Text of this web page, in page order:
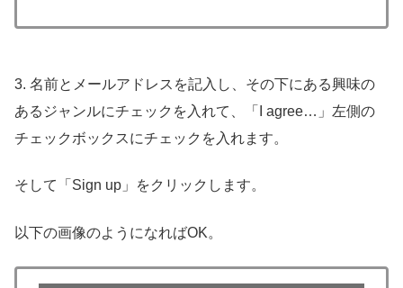
3. 名前とメールアドレスを記入し、その下にある興味の
あるジャンルにチェックを入れて、「I agree…」左側の
チェックボックスにチェックを入れます。
そして「Sign up」をクリックします。
以下の画像のようになればOK。